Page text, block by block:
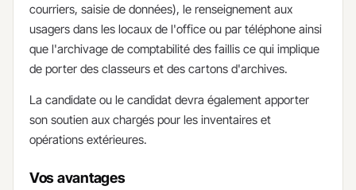
courriers, saisie de données), le renseignement aux
usagers dans les locaux de l'office ou par téléphone ainsi
que l'archivage de comptabilité des faillis ce qui implique
de porter des classeurs et des cartons d'archives.
La candidate ou le candidat devra également apporter
son soutien aux chargés pour les inventaires et
opérations extérieures.
Vos avantages